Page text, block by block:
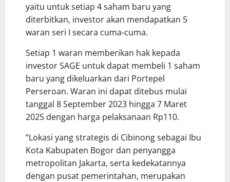
yaitu untuk setiap 4 saham baru yang
diterbitkan, investor akan mendapatkan 5
waran seri I secara cuma-cuma.
Setiap 1 waran memberikan hak kepada
investor SAGE untuk dapat membeli 1 saham
baru yang dikeluarkan dari Portepel
Perseroan. Waran ini dapat ditebus mulai
tanggal 8 September 2023 hingga 7 Maret
2025 dengan harga pelaksanaan Rp110.
“Lokasi yang strategis di Cibinong sebagai Ibu
Kota Kabupaten Bogor dan penyangga
metropolitan Jakarta, serta kedekatannya
dengan pusat pemerintahan, merupakan